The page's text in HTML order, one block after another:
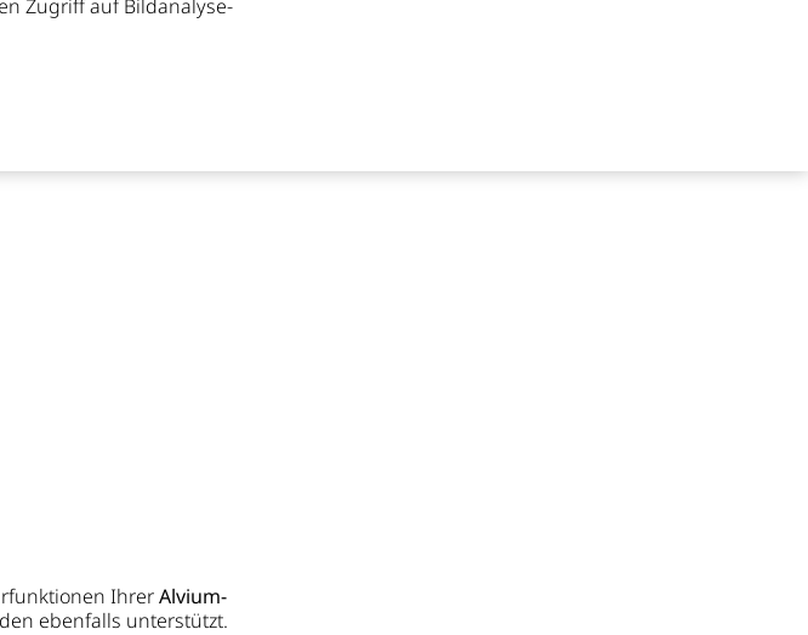
Zugriff auf Bildanalyse-
IhrerAlvium-
ebenfalls unterstützt.